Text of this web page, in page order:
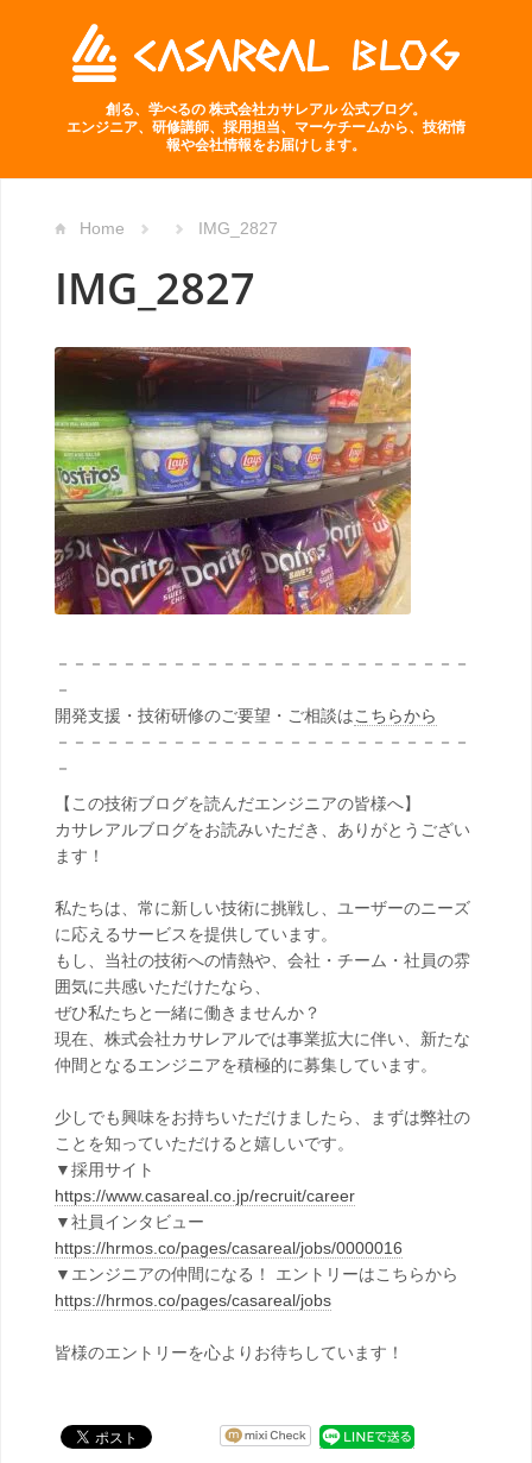
創る、学べるの 株式会社カサレアル 公式ブログ。
エンジニア、研修講師、採用担当、マーケチームから、技術情
報や会社情報をお届けします。
Home IMG_2827
IMG_2827
－－－－－－－－－－－－－－－－－－－－－－－－－
－
開発支援・技術研修のご要望・ご相談はこちらから
－－－－－－－－－－－－－－－－－－－－－－－－－
－
【この技術ブログを読んだエンジニアの皆様へ】
カサレアルブログをお読みいただき、ありがとうござい
ます！
私たちは、常に新しい技術に挑戦し、ユーザーのニーズ
に応えるサービスを提供しています。
もし、当社の技術への情熱や、会社・チーム・社員の雰
囲気に共感いただけたなら、
ぜひ私たちと一緒に働きませんか？
現在、株式会社カサレアルでは事業拡大に伴い、新たな
仲間となるエンジニアを積極的に募集しています。
少しでも興味をお持ちいただけましたら、まずは弊社の
ことを知っていただけると嬉しいです。
▼採用サイト
https://www.casareal.co.jp/recruit/career
▼社員インタビュー
https://hrmos.co/pages/casareal/jobs/0000016
▼エンジニアの仲間になる！ エントリーはこちらから
https://hrmos.co/pages/casareal/jobs
皆様のエントリーを心よりお待ちしています！